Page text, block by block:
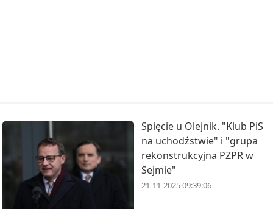
Spięcie u Olejnik. "Klub PiS
na uchodźstwie" i "grupa
rekonstrukcyjna PZPR w
Sejmie"
21-11-2025 09:39:06